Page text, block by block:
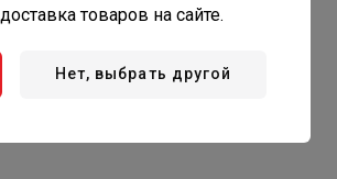
товаров на сайте.
Нет, выбрать другой